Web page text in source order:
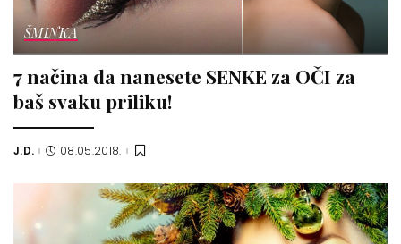
ŠMINKA
7 načina da nanesete SENKE za OČI za
baš svaku priliku!
Posted
J.D. 08.05.2018.